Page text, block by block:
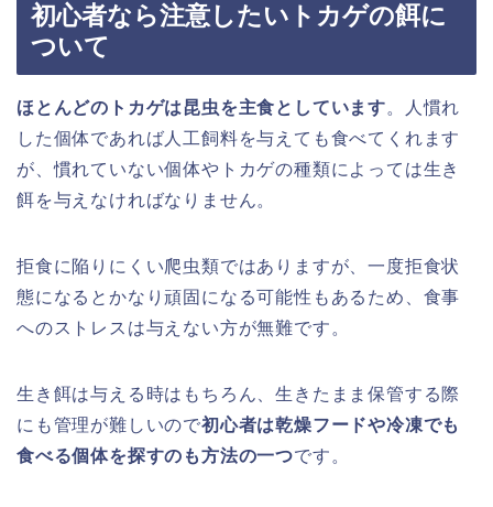
初心者なら注意したいトカゲの餌に
ついて
ほとんどのトカゲは昆虫を主食としています。人慣れ
した個体であれば人工飼料を与えても食べてくれます
が、慣れていない個体やトカゲの種類によっては生き
餌を与えなければなりません。
拒食に陥りにくい爬虫類ではありますが、一度拒食状
態になるとかなり頑固になる可能性もあるため、食事
へのストレスは与えない方が無難です。
生き餌は与える時はもちろん、生きたまま保管する際
にも管理が難しいので初心者は乾燥フードや冷凍でも
食べる個体を探すのも方法の一つです。